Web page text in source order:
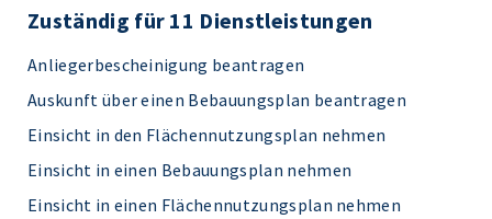
Zuständig für 11 Dienstleistungen
Anliegerbescheinigung beantragen
Auskunft über einen Bebauungsplan beantragen
Einsicht in den Flächennutzungsplan nehmen
Einsicht in einen Bebauungsplan nehmen
Einsicht in einen Flächennutzungsplan nehmen